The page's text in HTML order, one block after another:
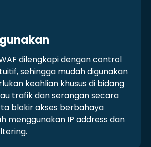
dilengkapi dengan control
sehingga mudah digunakan
keahlian khusus di bidang
trafik dan serangan secara
blokir akses berbahaya
menggunakan IP address dan